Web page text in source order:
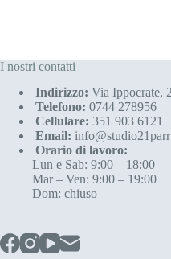
I nostri contatti
Indirizzo: Via Ippocrate,
Telefono: 0744 278956
Cellulare: 351 903 6121
Email:
Orario di lavoro:
Lun e Sab: 9:00 – 18:00
Mar – Ven: 9:00 – 19:00
Dom: chiuso